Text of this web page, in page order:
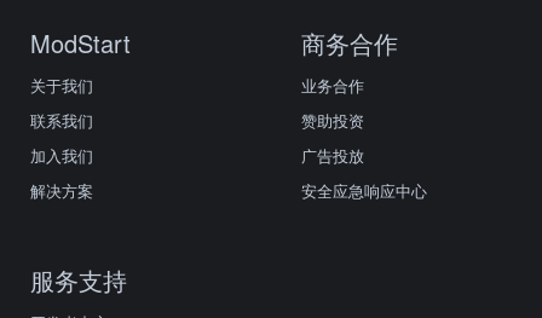
ModStart
关于我们
联系我们
加入我们
解决方案
商务合作
业务合作
赞助投资
广告投放
安全应急响应中心
服务支持